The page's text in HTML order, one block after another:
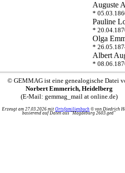
Auguste
*
Pauline
*
Olga
*
Albert
*
© GEMMAG ist eine genealogische Datei
Norbert Emmerich, Heidelberg
(E-Mail: gemmag_mail at online.de)
Erzeugt am 27.03.2026 mit Ortsfamilienbuch © von Diedrich
basierend auf Daten aus "Magdeburg 2603.ged"